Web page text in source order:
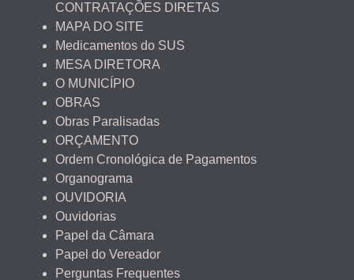
CONTRATAÇÕES DIRETAS
MAPA DO SITE
Medicamentos do SUS
MESA DIRETORA
O MUNICÍPIO
OBRAS
Obras Paralisadas
ORÇAMENTO
Ordem Cronológica de Pagamentos
Organograma
OUVIDORIA
Ouvidorias
Papel da Câmara
Papel do Vereador
Perguntas Frequentes